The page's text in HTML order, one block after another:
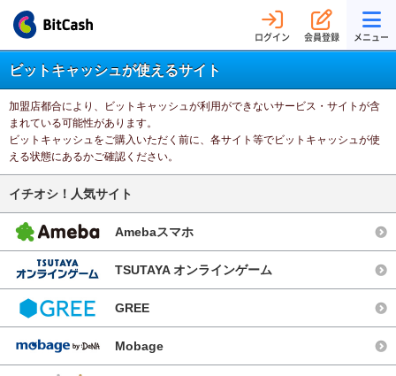
ログイン 会員登録 メニュー
ビットキャッシュが使えるサイト
加盟店都合により、ビットキャッシュが利用ができないサービス・サイトが含
まれている可能性があります。
ビットキャッシュをご購入いただく前に、各サイト等でビットキャッシュが使
える状態にあるかご確認ください。
イチオシ！人気サイト
Amebaスマホ
TSUTAYA オンラインゲーム
GREE
Mobage